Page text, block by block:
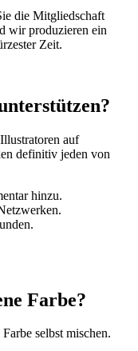
die Mitgliedschaft
wir produzieren ein
Zeit.
auf
definitiv jeden von
hinzu.
Farbe?
selbst mischen.